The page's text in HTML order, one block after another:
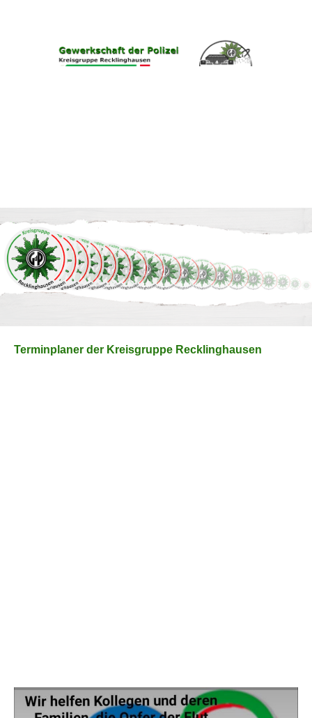
Terminplaner der Kreisgruppe Recklinghausen